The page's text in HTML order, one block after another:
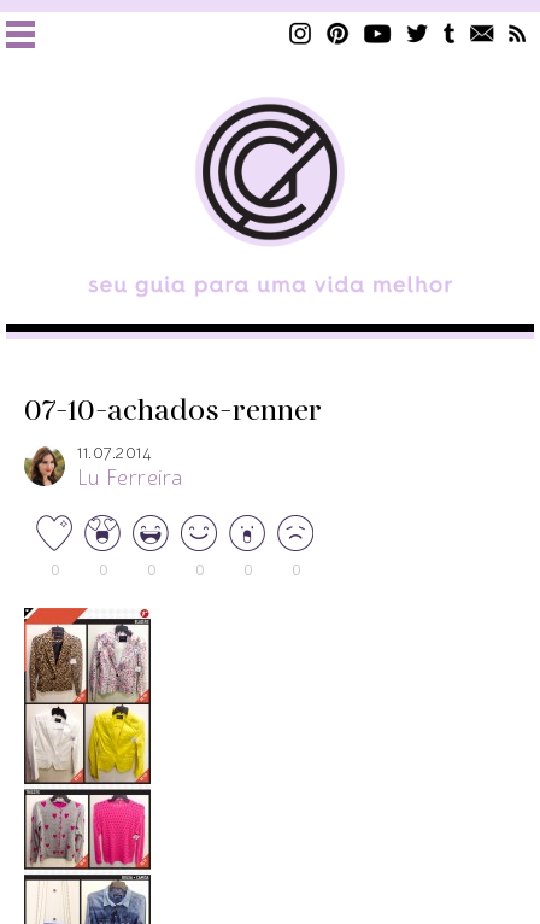
07-10-achados-renner
11.07.2014
Lu Ferreira
0 0 0 0 0 0